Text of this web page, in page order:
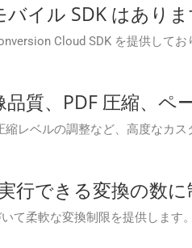
イル SDK はあり
Cloud SDK を提供して
質、PDF 圧縮、ペ
レベルの調整など、高度なカ
行できる変換の数
て柔軟な変換制限を提供しま